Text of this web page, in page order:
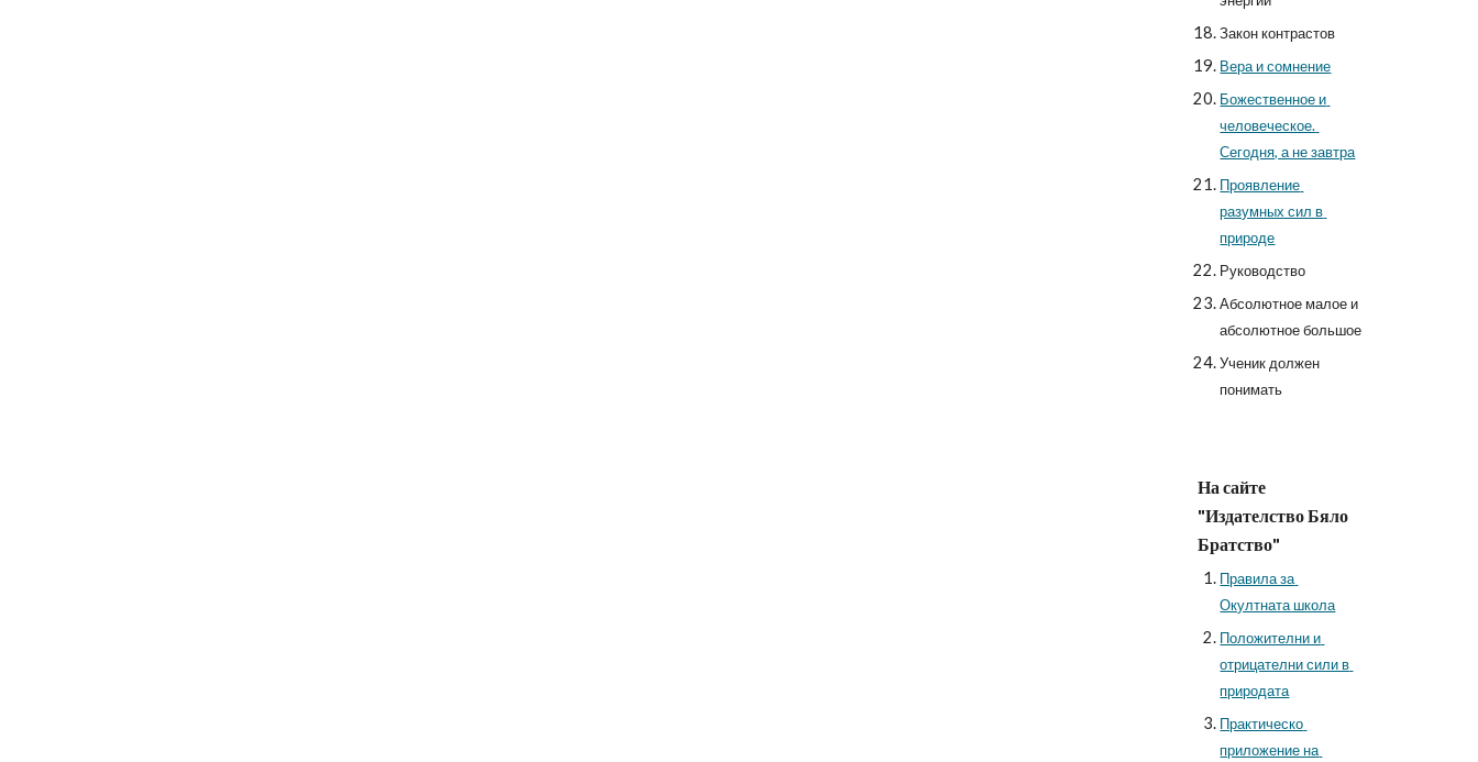
Закон контрастов
Вера и сомнение
Божественное и
человеческое.
Сегодня, а не завтра
Проявление
разумных сил в
природе
Руководство
Абсолютное малое и
абсолютное большое
Ученик должен
понимать
На сайте
"Издателство Бяло
Братство"
Правила за
Окултната школа
Положителни и
отрицателни сили в
природата
Практическо
приложение на